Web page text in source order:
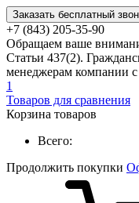
Заказать бесплатный
+7 (843) 205-35-90
Обращаем ваше
Статьи 437(2).
менеджерам компании
1
Товаров для сравнения
Корзина товаров
Всего:
Продолжить покупки